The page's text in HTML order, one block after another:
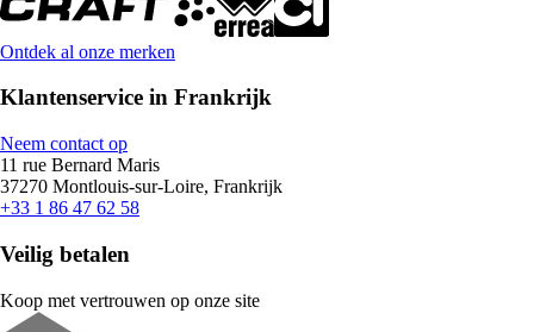
Ontdek al onze merken
Klantenservice in Frankrijk
Neem contact op
11 rue Bernard Maris
37270 Montlouis-sur-Loire, Frankrijk
+33 1 86 47 62 58
Veilig betalen
Koop met vertrouwen op onze site